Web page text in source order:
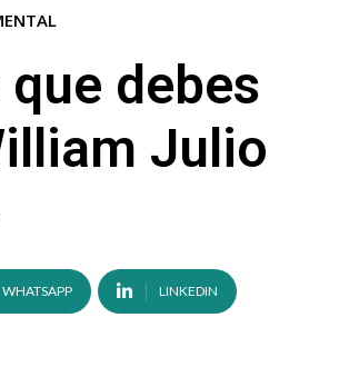
debes
Julio
WHATSAPP LINKEDIN